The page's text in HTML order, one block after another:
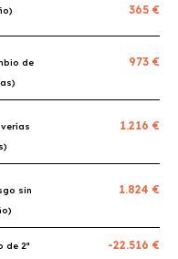
365 €
de
973 €
1.216 €
sin
1.824 €
de 2ª
-22.516 €